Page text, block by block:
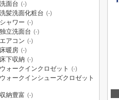
洗面台 (-)
洗髪洗面化粧台 (-)
シャワー (-)
独立洗面台 (-)
エアコン (-)
床暖房 (-)
床下収納 (-)
ウォークインクロゼット (-)
ウォークインシューズクロゼット
収納豊富 (-)